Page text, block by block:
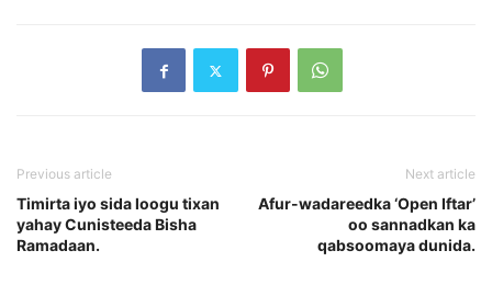
Previous article
Timirta iyo sida loogu tixan
yahay Cunisteeda Bisha
Ramadaan.
Next article
Afur-wadareedka ‘Open Iftar’
oo sannadkan ka
qabsoomaya dunida.